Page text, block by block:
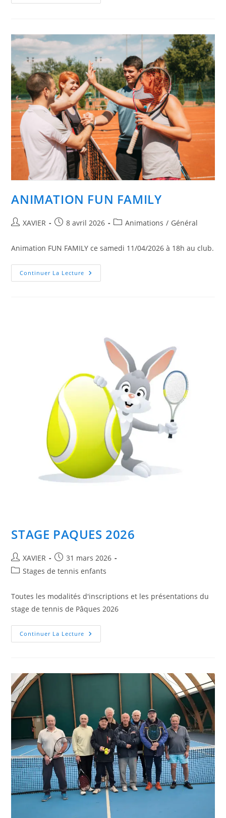
TC
Montesson
En
Été
2026.
Inscrivez
Vos
Enfants
Et
Les
Amis
De
Vos
Enfants.
ANIMATION FUN FAMILY
Auteur/autrice
la
publication :
XAVIER
Publication
8 avril 2026
PostAnimations / Général
Animation FUN FAMILY ce samedi 11/04/2026 à 18h au club.
Continuer La Lecture ANIMATION
FUN
STAGE PAQUES 2026
Auteur/autrice
de
XAVIER
Publication
publiée :
31 mars 2026
PostStages de tennis enfants
Toutes les modalités d'inscriptions et les présentations du
stage de tennis de Pâques 2026
Continuer La Lecture STAGE
PAQUES